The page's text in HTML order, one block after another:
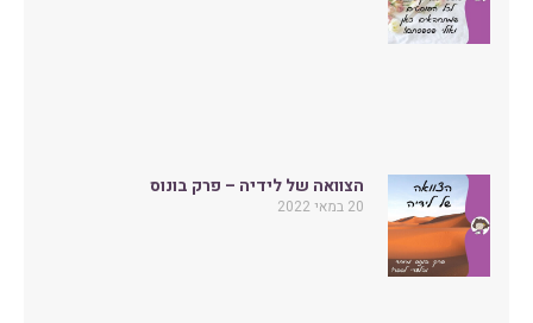
הצוואה של לידיה – פרק בונוס
20 במאי 2022